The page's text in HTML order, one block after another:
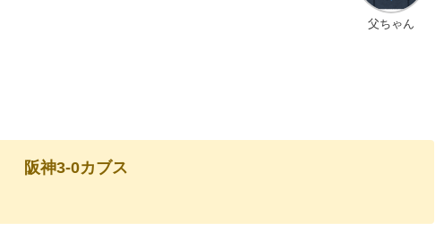
父ちゃん
阪神3-0カブス